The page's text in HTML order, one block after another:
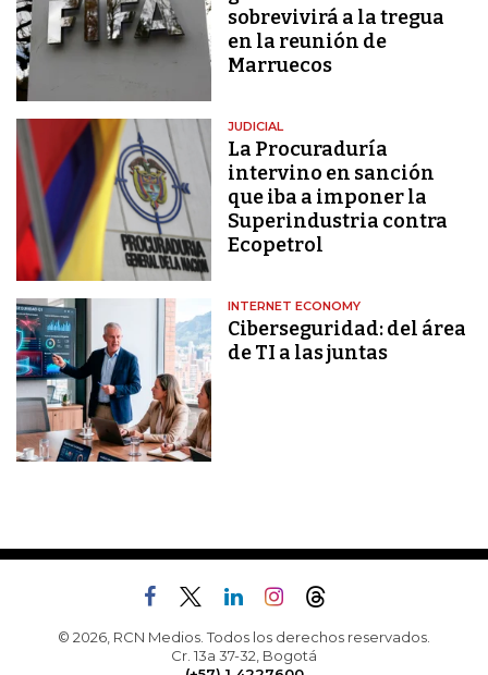
sobrevivirá a la tregua
en la reunión de
Marruecos
JUDICIAL
La Procuraduría
intervino en sanción
que iba a imponer la
Superindustria contra
Ecopetrol
INTERNET ECONOMY
Ciberseguridad: del área
de TI a las juntas
© 2026, RCN Medios. Todos los derechos reservados.
Cr. 13a 37-32, Bogotá